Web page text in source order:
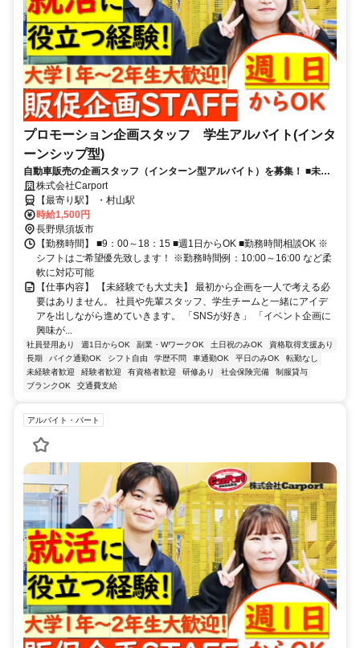
プロモーション企画スタッフ 学生アルバイト(インタ
ーンシップ型)
自動車販売の企画スタッフ（インターン型アルバイト）を募集！ ■未経
験OK！アイデアとやる気を重視！■大学1〜2年生の方歓迎（学年に応じ
た経験を積めます）
株式会社Carport
【最寄り駅】 ・村山駅
時給1,500円
長野県須坂市
【勤務時間】 ■9：00～18：15 ■週1日からOK ■勤務時間相談OK ※
シフトはご希望優先致します！ ※勤務時間例：10:00～16:00 など柔
軟に対応可能
【仕事内容】 【未経験でも大丈夫】 最初から企画を一人で考える必
要はありません。 社員や先輩スタッフ、学生チームと一緒にアイデ
アを出しながら進めていきます。 「SNSが好き」 「イベント企画に
興味が...
社員登用あり 週1日からOK 副業・WワークOK 土日祝のみOK
資格取得支援あり
長期
バイク通勤OK シフト自由 学歴不問 車通勤OK 平日のみOK
転勤なし
未経験者歓迎
経験者歓迎 有資格者歓迎 研修あり 社会保険完備
制服貸与
ブランクOK
交通費支給
アルバイト・パート